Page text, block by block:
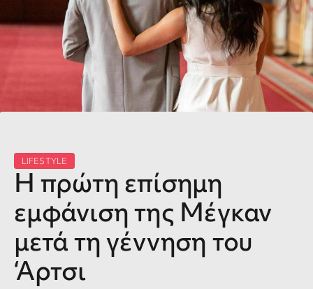
LIFESTYLE
Η πρώτη επίσημη
εμφάνιση της Μέγκαν
μετά τη γέννηση του
‘Αρτσι